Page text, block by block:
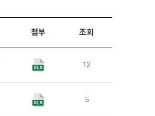
첨부 조회
12
5